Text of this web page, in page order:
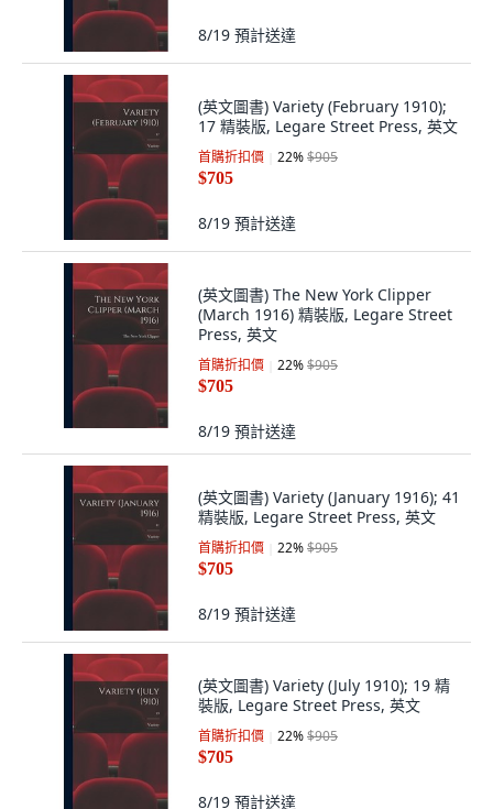
8/19 預計送達
(英文圖書) Variety (February 1910);
17 精裝版, Legare Street Press, 英文
首購折扣價 22%$905
$705
8/19 預計送達
(英文圖書) The New York Clipper
(March 1916) 精裝版, Legare Street
Press, 英文
首購折扣價 22%$905
$705
8/19 預計送達
(英文圖書) Variety (January 1916); 41
精裝版, Legare Street Press, 英文
首購折扣價 22%$905
$705
8/19 預計送達
(英文圖書) Variety (July 1910); 19 精
裝版, Legare Street Press, 英文
首購折扣價 22%$905
$705
8/19 預計送達